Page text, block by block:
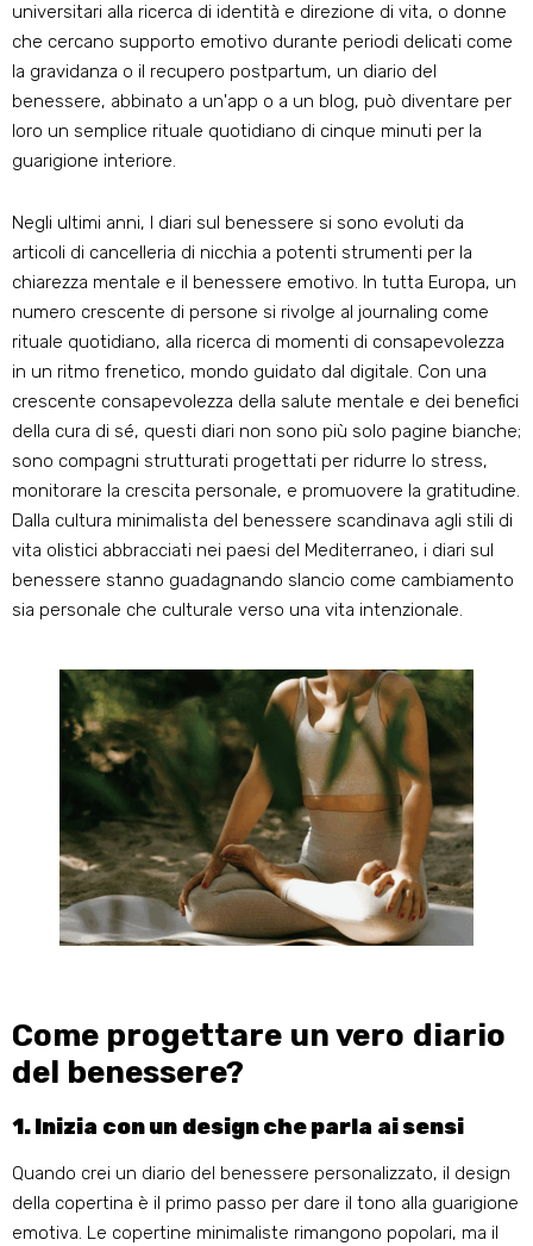
universitari alla ricerca di identità e direzione di vita, o donne
che cercano supporto emotivo durante periodi delicati come
la gravidanza o il recupero postpartum, un diario del
benessere, abbinato a un'app o a un blog, può diventare per
loro un semplice rituale quotidiano di cinque minuti per la
guarigione interiore.
Negli ultimi anni, I diari sul benessere si sono evoluti da
articoli di cancelleria di nicchia a potenti strumenti per la
chiarezza mentale e il benessere emotivo. In tutta Europa, un
numero crescente di persone si rivolge al journaling come
rituale quotidiano, alla ricerca di momenti di consapevolezza
in un ritmo frenetico, mondo guidato dal digitale. Con una
crescente consapevolezza della salute mentale e dei benefici
della cura di sé, questi diari non sono più solo pagine bianche;
sono compagni strutturati progettati per ridurre lo stress,
monitorare la crescita personale, e promuovere la gratitudine.
Dalla cultura minimalista del benessere scandinava agli stili di
vita olistici abbracciati nei paesi del Mediterraneo, i diari sul
benessere stanno guadagnando slancio come cambiamento
sia personale che culturale verso una vita intenzionale.
Come progettare un vero diario
del benessere?
1. Inizia con un design che parla ai sensi
Quando crei un diario del benessere personalizzato, il design
della copertina è il primo passo per dare il tono alla guarigione
emotiva. Le copertine minimaliste rimangono popolari, ma il